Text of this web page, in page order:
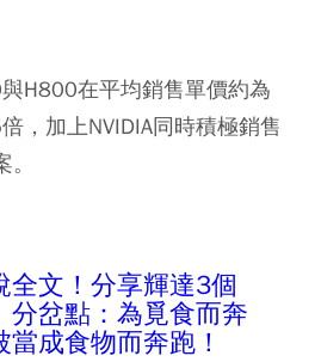
H800在平均銷售單價約為
，加上NVIDIA同時積極銷售
全文！分享輝達3個
分岔點：為覓食而奔
成食物而奔跑！